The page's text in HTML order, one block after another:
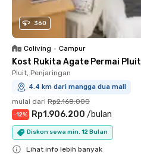
360
Coliving • Campur
Kost Rukita Agate Permai Pluit
Pluit, Penjaringan
4.4 km dari mangga dua mall
mulai dari Rp2.168.000
-12% Rp1.906.200 /bulan
Diskon sewa min. 12 Bulan
Lihat info lebih banyak